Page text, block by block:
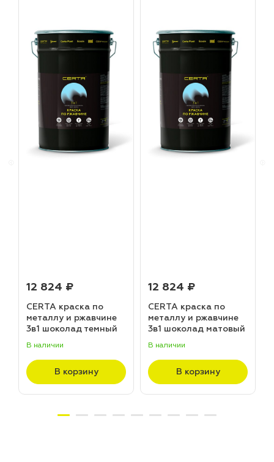
12 824 ₽
CERTA краска по
металлу и ржавчине
3в1 шоколад темный
(20,0кг)
В наличии
В корзину
12 824 ₽
CERTA краска по
металлу и ржавчине
3в1 шоколад матовый
В наличии
В корзину